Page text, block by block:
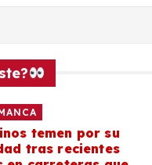
temen por su
tras recientes